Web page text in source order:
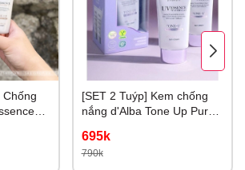
Chống
[SET 2 Tuýp] Kem chống
nắng d'Alba Tone Up Purple
Hiệu Chỉnh Sắc Da
695k
790k